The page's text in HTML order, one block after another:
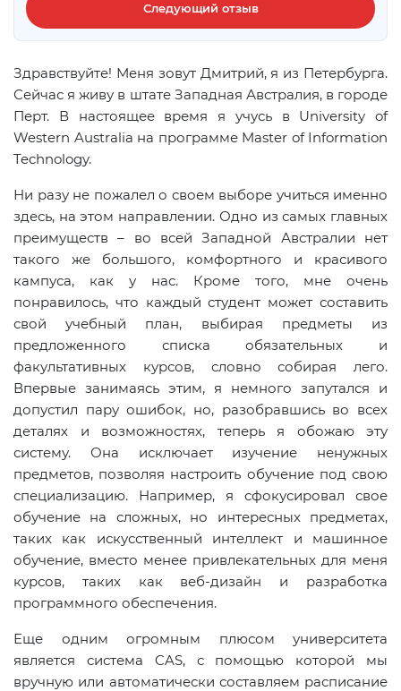
Следующий отзыв
Здравствуйте! Меня зовут Дмитрий, я из Петербурга.
Сейчас я живу в штате Западная Австралия, в городе
Перт. В настоящее время я учусь в University of
Western Australia на программе Master of Information
Technology.
Ни разу не пожалел о своем выборе учиться именно
здесь, на этом направлении. Одно из самых главных
преимуществ – во всей Западной Австралии нет
такого же большого, комфортного и красивого
кампуса, как у нас. Кроме того, мне очень
понравилось, что каждый студент может составить
свой учебный план, выбирая предметы из
предложенного списка обязательных и
факультативных курсов, словно собирая лего.
Впервые занимаясь этим, я немного запутался и
допустил пару ошибок, но, разобравшись во всех
деталях и возможностях, теперь я обожаю эту
систему. Она исключает изучение ненужных
предметов, позволяя настроить обучение под свою
специализацию. Например, я сфокусировал свое
обучение на сложных, но интересных предметах,
таких как искусственный интеллект и машинное
обучение, вместо менее привлекательных для меня
курсов, таких как веб-дизайн и разработка
программного обеспечения.
Еще одним огромным плюсом университета
является система CAS, с помощью которой мы
вручную или автоматически составляем расписание